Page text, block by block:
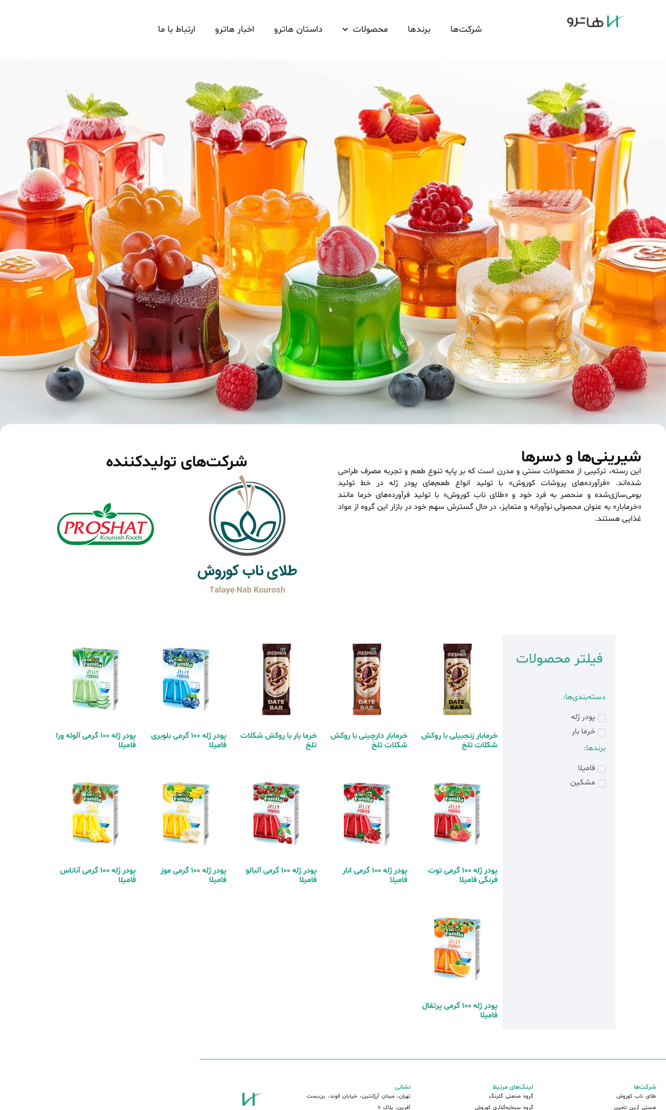
شرکت‌ها برندها محصولات داستان هاترو اخبار هاترو ارتباط با ما
شیرینی‌ها و دسرها
این رسته، ترکیبی از محصولات سنتی و مدرن است که بر پایه تنوع طعم و تجربه مصرف طراحی
شده‌اند. «فرآورده‌های پروشات کوروش» با تولید انواع طعم‌های پودر ژله در خط تولید
بومی‌سازی‌شده و منحصر به فرد خود و «طلای ناب کوروش» با تولید فرآورده‌های خرما مانند
«خرمابار» به عنوان محصولی نوآورانه و متمایز، در حال گسترش سهم خود در بازار این گروه از مواد
غذایی هستند.
شرکت‌های تولیدکننده
فیلتر محصولات
دسته‌بندی‌ها:
پودر ژله
خرما بار
برندها:
فامیلا
مشکین
خرمابار زنجبیلی با روکش
شکلات تلخ
خرمابار دارچینی با روکش
شکلات تلخ
خرما بار با روکش شکلات
تلخ
پودر ژله 100 گرمی بلوبری
فامیلا
پودر ژله 100 گرمی آلوئه ورا
فامیلا
پودر ژله 100 گرمی توت
فرنگی فامیلا
پودر ژله 100 گرمی انار
فامیلا
پودر ژله 100 گرمی آلبالو
فامیلا
پودر ژله 100 گرمی موز
فامیلا
پودر ژله 100 گرمی آناناس
فامیلا
پودر ژله 100 گرمی پرتقال
فامیلا
شرکت‌ها
طلای ناب کوروش
هستی آرین تامین
لینک‌های مرتبط
گروه صنعتی گلرنگ
گروه سرمایه‌گذاری کوروش
نشانی
تهران، میدان آرژانتین، خیابان الوند، بن‌بست
آفرین، پلاک 8